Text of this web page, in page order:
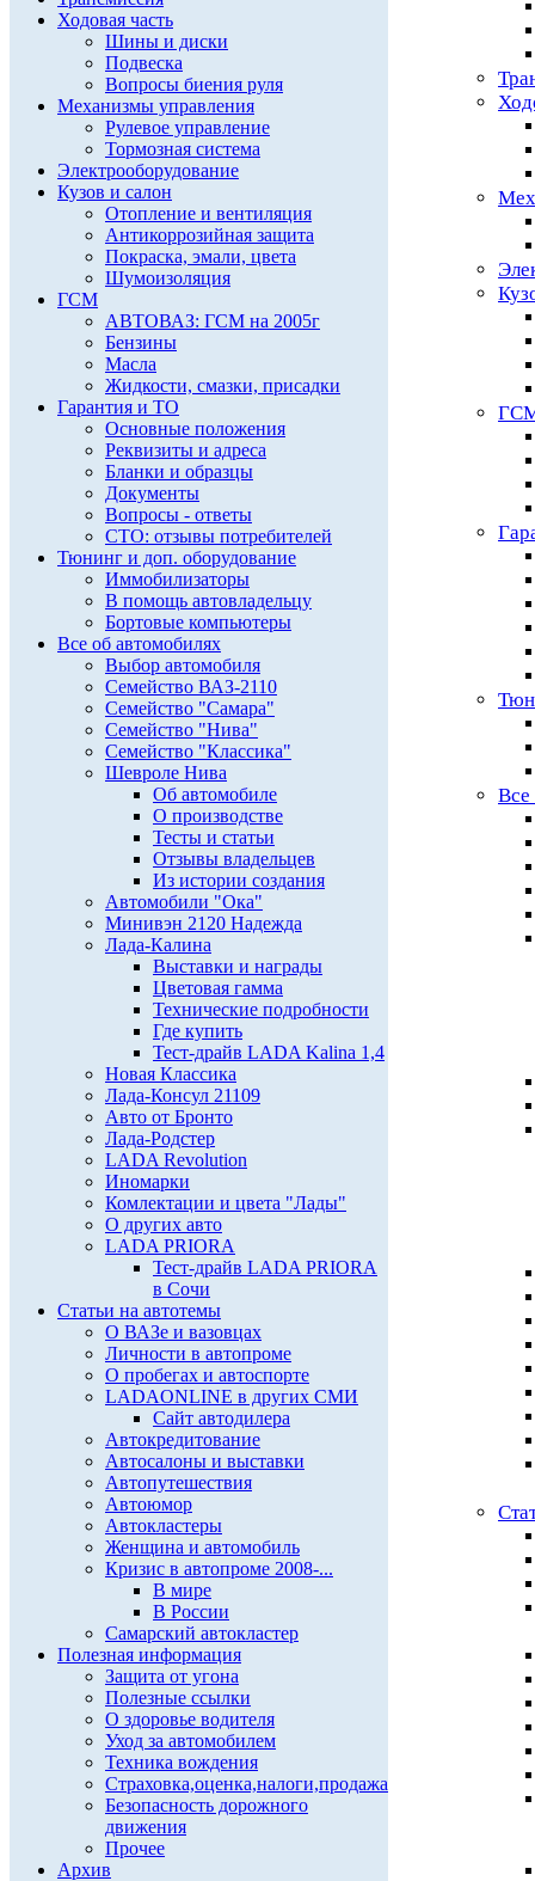
Ходовая часть
Шины и диски
Подвеска
Вопросы биения руля
Механизмы управления
Рулевое управление
Тормозная система
Электрооборудование
Кузов и салон
Отопление и вентиляция
Антикоррозийная защита
Покраска, эмали, цвета
Шумоизоляция
ГСМ
АВТОВАЗ: ГСМ на 2005г
Бензины
Масла
Жидкости, смазки, присадки
Гарантия и ТО
Основные положения
Реквизиты и адреса
Бланки и образцы
Документы
Вопросы - ответы
СТО: отзывы потребителей
Тюнинг и доп. оборудование
Иммобилизаторы
В помощь автовладельцу
Бортовые компьютеры
Все об автомобилях
Выбор автомобиля
Семейство ВАЗ-2110
Семейство "Самара"
Семейство "Нива"
Семейство "Классика"
Шевроле Нива
Об автомобиле
О производстве
Тесты и статьи
Отзывы владельцев
Из истории создания
Автомобили "Ока"
Минивэн 2120 Надежда
Лада-Калина
Выставки и награды
Цветовая гамма
Технические подробности
Где купить
Тест-драйв LADA Kalina 1,4
Новая Классика
Лада-Консул 21109
Авто от Бронто
Лада-Родстер
LADA Revolution
Иномарки
Комлектации и цвета "Лады"
О других авто
LADA PRIORA
Тест-драйв LADA PRIORA
в Сочи
Статьи на автотемы
О ВАЗе и вазовцах
Личности в автопроме
О пробегах и автоспорте
LADAONLINE в других СМИ
Сайт автодилера
Автокредитование
Автосалоны и выставки
Автопутешествия
Автоюмор
Автокластеры
Женщина и автомобиль
Кризис в автопроме 2008-...
В мире
В России
Самарский автокластер
Полезная информация
Защита от угона
Полезные ссылки
О здоровье водителя
Уход за автомобилем
Техника вождения
Страховка,оценка,налоги,продажа
Безопасность дорожного
движения
Прочее
Архив
Все